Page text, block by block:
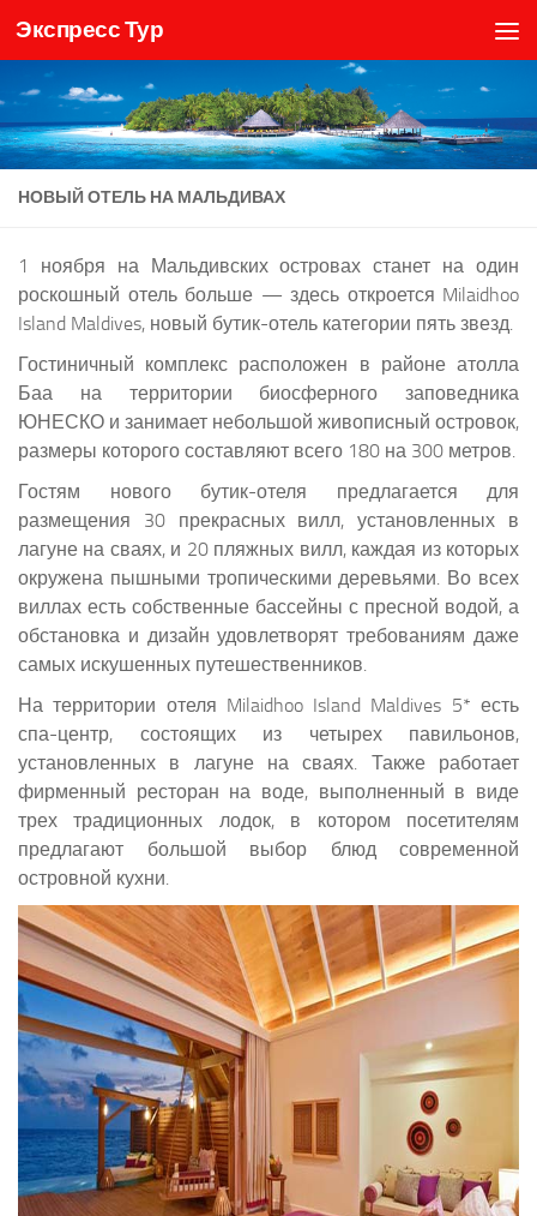
Skip to content
Экспресс Тур
НОВЫЙ ОТЕЛЬ НА МАЛЬДИВАХ
1 ноября на Мальдивских островах станет на один
роскошный отель больше — здесь откроется Milaidhoo
Island Maldives, новый бутик-отель категории пять звезд.
Гостиничный комплекс расположен в районе атолла
Баа на территории биосферного заповедника
ЮНЕСКО и занимает небольшой живописный островок,
размеры которого составляют всего 180 на 300 метров.
Гостям нового бутик-отеля предлагается для
размещения 30 прекрасных вилл, установленных в
лагуне на сваях, и 20 пляжных вилл, каждая из которых
окружена пышными тропическими деревьями. Во всех
виллах есть собственные бассейны с пресной водой, а
обстановка и дизайн удовлетворят требованиям даже
самых искушенных путешественников.
На территории отеля Milaidhoo Island Maldives 5* есть
спа-центр, состоящих из четырех павильонов,
установленных в лагуне на сваях. Также работает
фирменный ресторан на воде, выполненный в виде
трех традиционных лодок, в котором посетителям
предлагают большой выбор блюд современной
островной кухни.